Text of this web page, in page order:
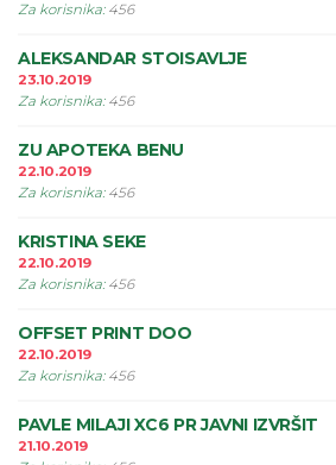
Za korisnika: 456
ALEKSANDAR STOISAVLJE
23.10.2019
Za korisnika: 456
ZU APOTEKA BENU
22.10.2019
Za korisnika: 456
KRISTINA SEKE
22.10.2019
Za korisnika: 456
OFFSET PRINT DOO
22.10.2019
Za korisnika: 456
PAVLE MILAJI XC6 PR JAVNI IZVRŠIT
21.10.2019